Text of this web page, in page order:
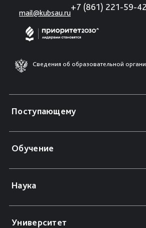
mail@kubsau.ru
+7 (861) 221-59-42
Сведения об образовательной
Поступающему
Обучение
Наука
Университет